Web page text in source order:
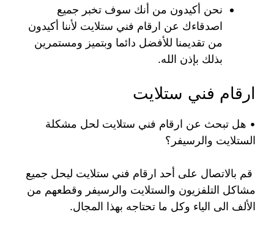
نحن أكيدون من أنك سوف تخبر جميع
اصدقاءك عن ارقام فني ستلايت لأننا أكيدون
من تقديمنا للأفضل دائما وبتميز ومستمرين
بذلك بإذن الله.
ارقام فني ستلايت
• هل تبحث عن ارقام فني ستلايت لحل مشكلة
الستلايت والرسيفر؟
قم بالاتصال على أحد ارقام فني ستلايت ليحل جميع
مشاكل التلفزيون والستلايت والرسيفر وقطعهم من
الألف الى الياء وكل ما تحتاجه بهذا المجال.